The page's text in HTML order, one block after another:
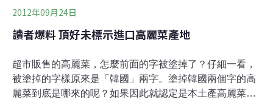
2012年09月24日
讀者爆料 頂好未標示進口高麗菜產地
超市販售的高麗菜，怎麼前面的字被塗掉了？仔細一看，
被塗掉的字樣原來是「韓國」兩字。塗掉韓國兩個字的高
麗菜到底是哪來的呢？如果因此就認定是本土產高麗菜，